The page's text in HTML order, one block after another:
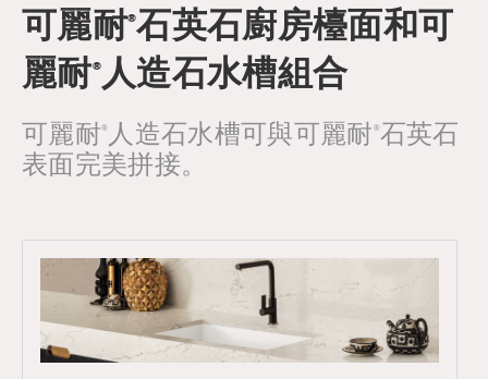
可麗耐®石英石廚房檯面和可
麗耐®人造石水槽組合
可麗耐® 人造石水槽可與可麗耐 ®石英石
表面完美拼接。